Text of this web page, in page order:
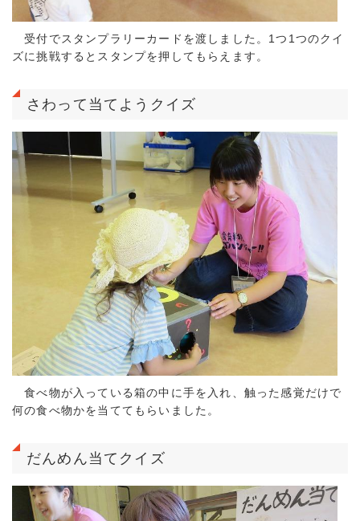
受付でスタンプラリーカードを渡しました。1つ1つのクイ
ズに挑戦するとスタンプを押してもらえます。
さわって当てようクイズ
食べ物が入っている箱の中に手を入れ、触った感覚だけで
何の食べ物かを当ててもらいました。
だんめん当てクイズ